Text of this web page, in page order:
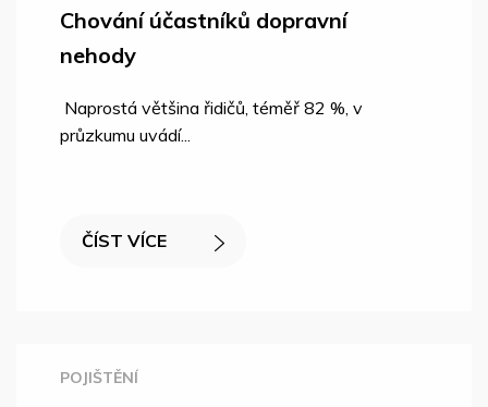
Chování účastníků dopravní
nehody
Naprostá většina řidičů, téměř 82 %, v
průzkumu uvádí...
ČÍST VÍCE
POJIŠTĚNÍ